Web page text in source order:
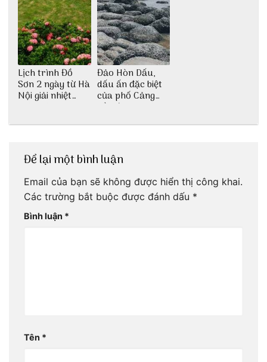
Lịch trình Đồ
Sơn 2 ngày từ Hà
Nội giải nhiệt
Đảo Hòn Dấu,
dấu ấn đặc biệt
của phố Cảng
cần được khám
Để lại một bình luận
Email của bạn sẽ không được hiển thị công khai.
Các trường bắt buộc được đánh dấu *
Bình luận *
Tên *